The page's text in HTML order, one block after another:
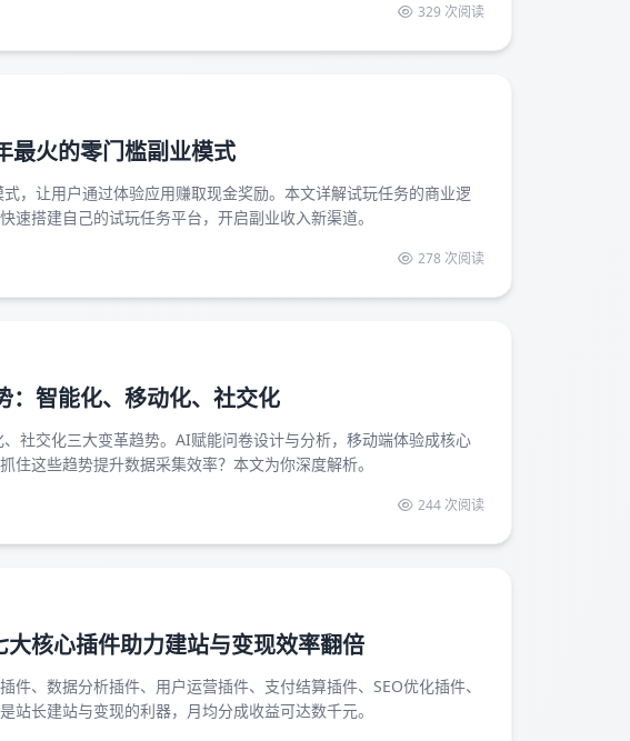
329 次阅读
最火的零门槛副业模式
，让用户通过体验应用赚取现金奖励。本文详解试玩任务的商业逻
速搭建自己的试玩任务平台，开启副业收入新渠道。
278 次阅读
：智能化、移动化、社交化
社交化三大变革趋势。AI赋能问卷设计与分析，移动端体验成核心
住这些趋势提升数据采集效率？本文为你深度解析。
244 次阅读
核心插件助力建站与变现效率翻倍
件、数据分析插件、用户运营插件、支付结算插件、SEO优化插件、
站长建站与变现的利器，月均分成收益可达数千元。